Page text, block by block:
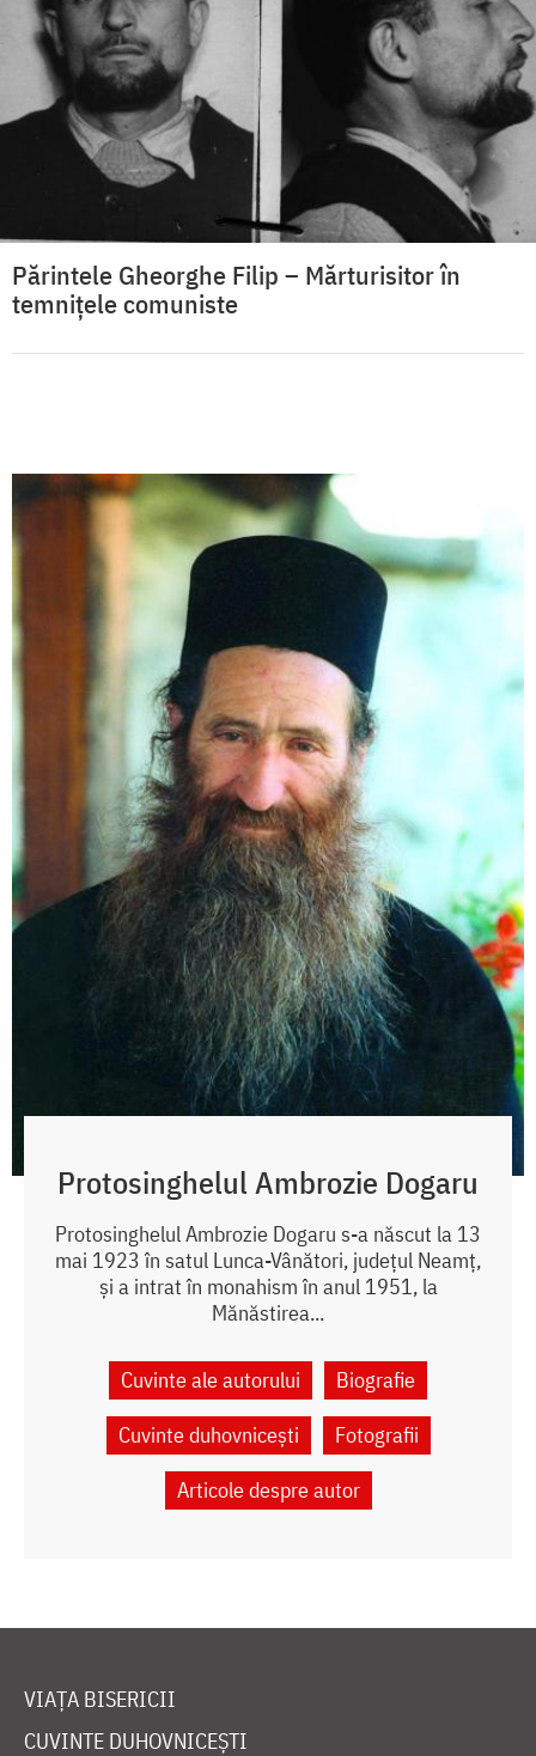
Părintele Gheorghe Filip – Mărturisitor în
temnițele comuniste
Protosinghelul Ambrozie Dogaru
Protosinghelul Ambrozie Dogaru s-a născut la 13
mai 1923 în satul Lunca-Vânători, județul Neamț,
și a intrat în monahism în anul 1951, la
Mănăstirea...
Cuvinte ale autorului
Biografie
Cuvinte duhovnicești
Fotografii
Articole despre autor
VIAȚA BISERICII
CUVINTE DUHOVNICEȘTI